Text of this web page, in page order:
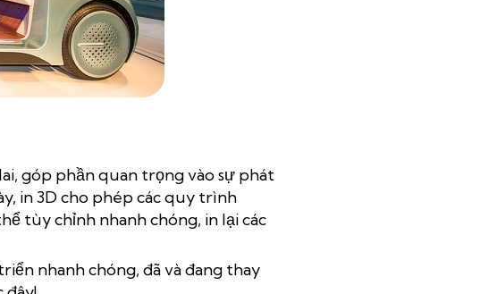
góp phần quan trọng vào sự phát
in 3D cho phép các quy trình
tùy chỉnh nhanh chóng, in lại các
nhanh chóng, đã và đang thay